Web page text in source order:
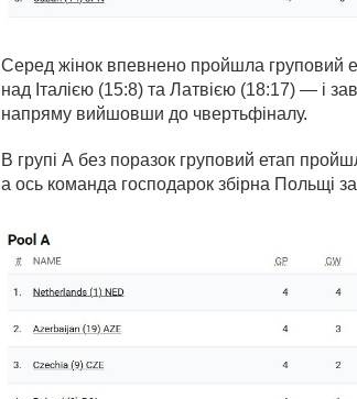
Серед жінок впевнено пройшла груповий
над Італією (15:8) та Латвією (18:17) — і
напряму вийшовши до чвертьфіналу.
В групі А без поразок груповий етап
а ось команда господарок збірна Польщі